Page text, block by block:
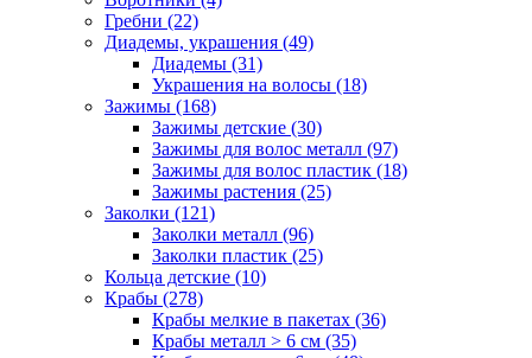
Гребни (22)
Диадемы, украшения (49)
Диадемы (31)
Украшения на волосы (18)
Зажимы (168)
Зажимы детские (30)
Зажимы для волос металл (97)
Зажимы для волос пластик (18)
Зажимы растения (25)
Заколки (121)
Заколки металл (96)
Заколки пластик (25)
Кольца детские (10)
Крабы (278)
Крабы мелкие в пакетах (36)
Крабы металл > 6 см (35)